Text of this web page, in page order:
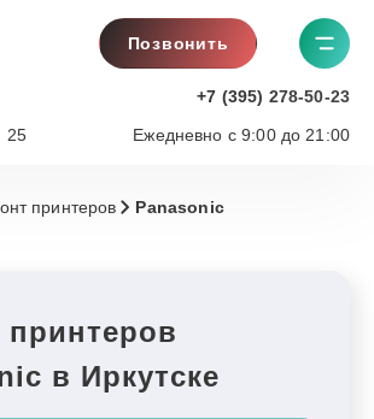
Позвонить
+7 (395) 278-50-23
Ежедневно с 9:00 до 21:00
25
принтеров Panasonic
в Иркутске